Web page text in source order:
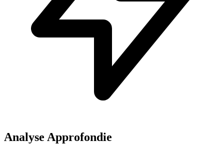
Analyse Approfondie